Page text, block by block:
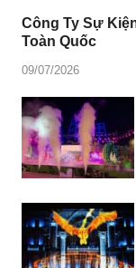
Công Ty Sự
Toàn Quốc
09/07/2026